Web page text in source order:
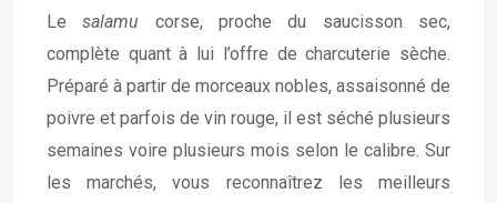
Lesalamu corse, proche du saucisson sec,
complète quant à lui l’offre de charcuterie sèche.
Préparé à partir de morceaux nobles, assaisonné de
poivre et parfois de vin rouge, il est séché plusieurs
semaines voire plusieurs mois selon le calibre. Sur
les marchés, vous reconnaîtrez les meilleurs